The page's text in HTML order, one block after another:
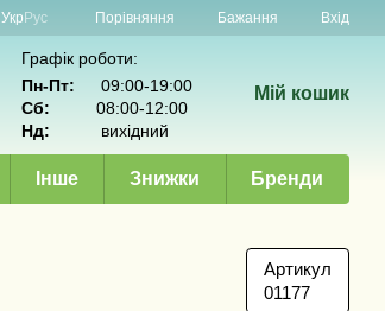
Укр Рус Порівняння Бажання Вхід
Графік роботи:
Пн-Пт:
09:00-19:00
Сб:
08:00-12:00
Нд:
вихідний
Мій кошик
Інше Знижки Бренди
Артикул
01177